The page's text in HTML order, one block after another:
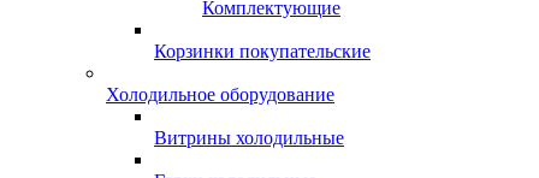
Комплектующие
Корзинки покупательские
Холодильное оборудование
Витрины холодильные